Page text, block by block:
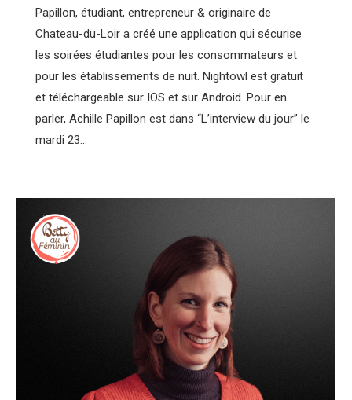
Papillon, étudiant, entrepreneur & originaire de
Chateau-du-Loir a créé une application qui sécurise
les soirées étudiantes pour les consommateurs et
pour les établissements de nuit. Nightowl est gratuit
et téléchargeable sur IOS et sur Android. Pour en
parler, Achille Papillon est dans “L’interview du jour” le
mardi 23…